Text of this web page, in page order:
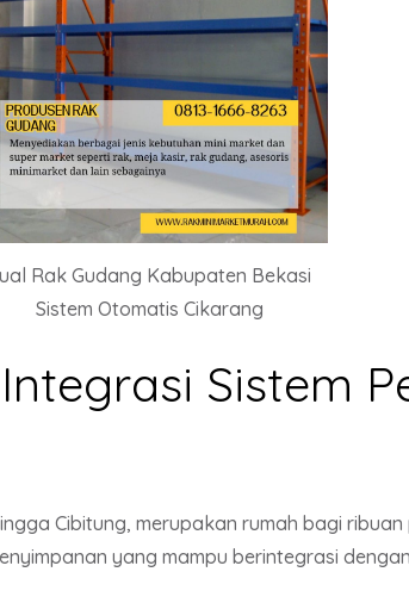
Rak Gudang Kabupaten Bekasi
Sistem Otomatis Cikarang
Sistem
Cibitung, merupakan rumah bagi
yang mampu berintegrasi